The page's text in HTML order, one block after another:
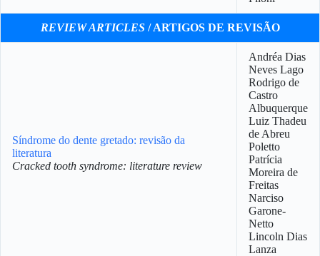
REVIEW ARTICLES/ ARTIGOS DE REVISÃO
Síndrome do dente gretado: revisão da
literatura
Cracked tooth syndrome: literature review
Andréa Dias
Neves Lago
Rodrigo de
Castro
Albuquerque
Luiz Thadeu
de Abreu
Poletto
Patrícia
Moreira de
Freitas
Narciso
Garone-
Netto
Lincoln Dias
Lanza